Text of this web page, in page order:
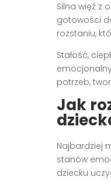
Silna więź z
gotowości
rozstaniu,
Stałość,
potrzeb,
Jak
Najbardziej
stanów
dziecku